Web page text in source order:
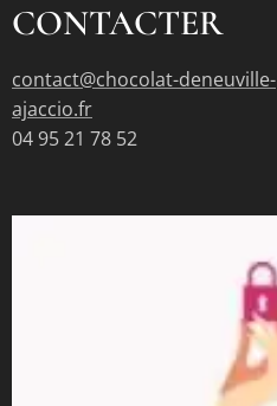
CONTACTER
contact@chocolat-deneuville-
ajaccio.fr
04 95 21 78 52